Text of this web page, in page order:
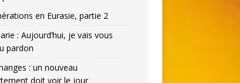
en Eurasie, partie 2
: Aujourd’hui, je vais vous
pardon
: un nouveau
doit voir le jour